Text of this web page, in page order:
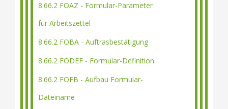
8.66.2 FOAZ - Formular-Parameter
für Arbeitszettel
8.66.2 FOBA - Auftrasbestätigung
8.66.2 FODEF - Formular-Definition
8.66.2 FOFB - Aufbau Formular-
Dateiname